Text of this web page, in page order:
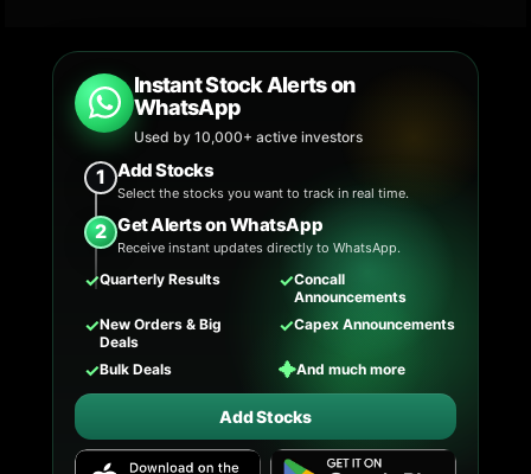
Instant Stock Alerts on
WhatsApp
Used by 10,000+ active investors
1 Add Stocks
Select the stocks you want to track in real time.
2 Get Alerts on WhatsApp
Receive instant updates directly to WhatsApp.
✓Quarterly Results ✓Concall
Announcements
✓New Orders & Big
Deals
✓Capex Announcements
✓Bulk Deals ✦And much more
Add Stocks